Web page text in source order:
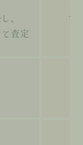
、
査定
宅